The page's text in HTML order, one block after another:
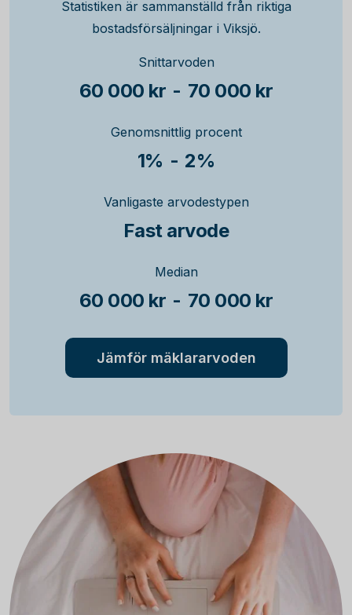
Statistiken är sammanställd från riktiga
bostadsförsäljningar i Viksjö.
Snittarvoden
60 000 kr - 70 000 kr
Genomsnittlig procent
1% - 2%
Vanligaste arvodestypen
Fast arvode
Median
60 000 kr - 70 000 kr
Jämför mäklararvoden